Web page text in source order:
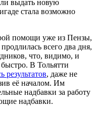
выдать новую
стала возможно
помощи уже из Пензы,
продлилась всего два дня,
что, видимо, и
быстро. В Тольятти
результатов, даже не
её началом. Им
надбавки за работу
надбавки.